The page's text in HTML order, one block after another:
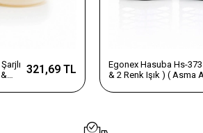
321,69 TL
Egonex Hasuba Hs-373
& 2 Renk Işık ) ( Asma
Kovucu*100